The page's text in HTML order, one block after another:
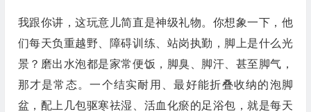
我跟你讲，这玩意儿简直是神级礼物。你想象一下，他
们每天负重越野、障碍训练、站岗执勤，脚上是什么光
景？磨出水泡都是家常便饭，脚臭、脚汗、甚至脚气，
那才是常态。一个结实耐用、最好能折叠收纳的泡脚
盆，配上几包驱寒祛湿、活血化瘀的足浴包，就是每天